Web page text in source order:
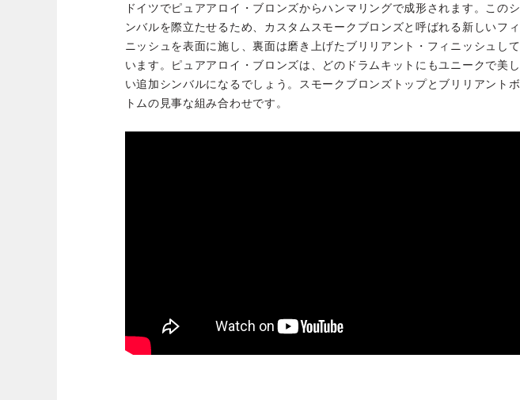
ドイツでピュアアロイ・ブロンズからハンマリングで成形されます。このシ
ンバルを際立たせるため、カスタムスモークブロンズと呼ばれる新しいフィ
ニッシュを表面に施し、裏面は磨き上げたブリリアント・フィニッシュして
います。ピュアアロイ・ブロンズは、どのドラムキットにもユニークで美し
い追加シンバルになるでしょう。スモークブロンズトップとブリリアントボ
トムの見事な組み合わせです。